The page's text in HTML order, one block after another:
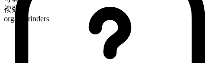
複数形
organ-grinders